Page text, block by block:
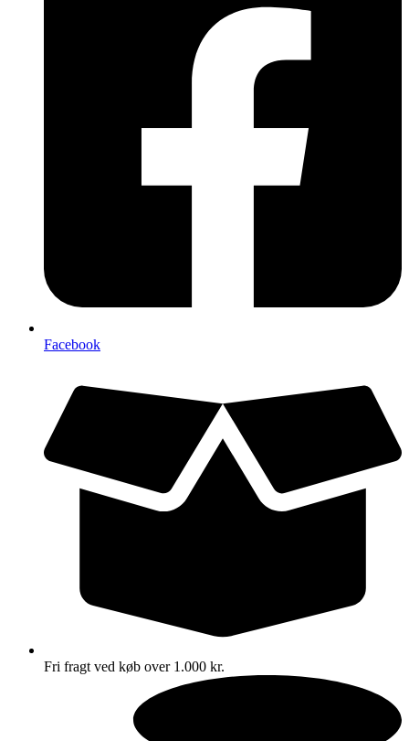
Facebook
Fri fragt ved køb over 1.000 kr.